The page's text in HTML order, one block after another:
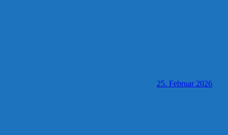
25. Februar 2026